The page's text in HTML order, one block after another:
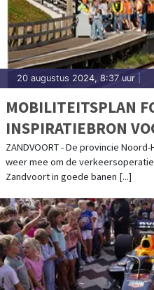
20 augustus 2024, 8:37 uur
MOBILITEITSPLAN
INSPIRATIEBRON
REISGEDRAG
ZANDVOORT - De provincie
weer mee om de
Zandvoort in goede banen [...]